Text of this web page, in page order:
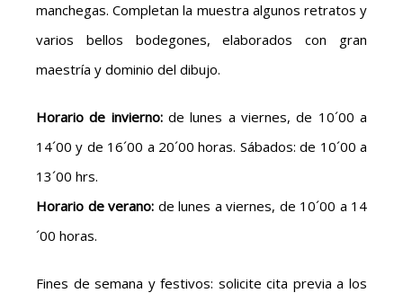
manchegas. Completan la muestra algunos retratos y
varios bellos bodegones, elaborados con gran
maestría y dominio del dibujo.
Horario de invierno: de lunes a viernes, de 10´00 a
14´00 y de 16´00 a 20´00 horas. Sábados: de 10´00 a
13´00 hrs.
Horario de verano: de lunes a viernes, de 10´00 a 14
´00 horas.
Fines de semana y festivos: solicite cita previa a los